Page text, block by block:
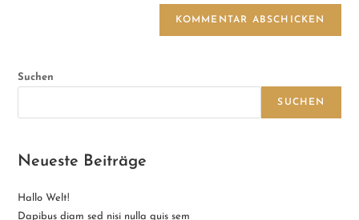
Suchen
SUCHEN
Neueste Beiträge
Hallo Welt!
Dapibus diam sed nisi nulla quis sem